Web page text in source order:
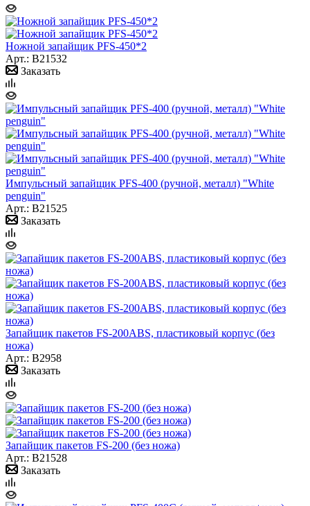
Ножной запайщик PFS-450*2
Арт.: B21532
Заказать
Импульсный запайщик PFS-400 (ручной, металл) "White
penguin"
Арт.: B21525
Заказать
Запайщик пакетов FS-200ABS, пластиковый корпус (без
ножа)
Арт.: B2958
Заказать
Запайщик пакетов FS-200 (без ножа)
Арт.: B21528
Заказать